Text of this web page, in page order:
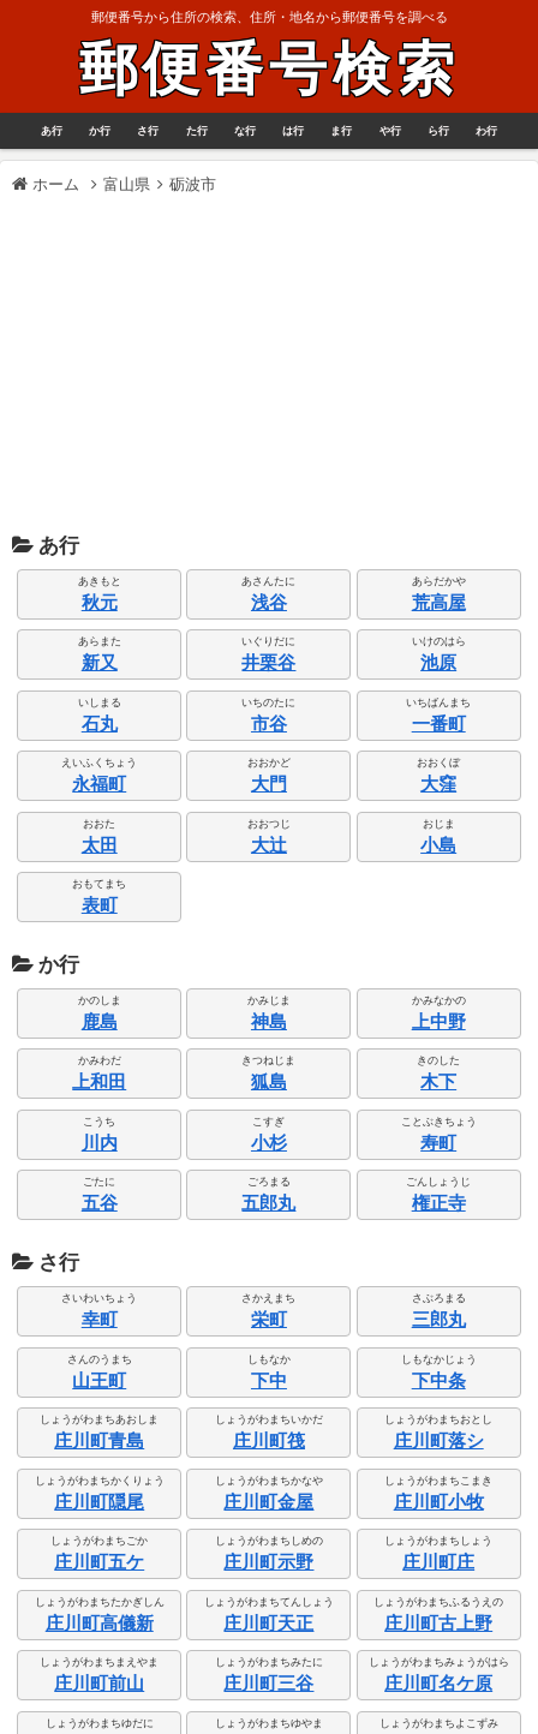
郵便番号から住所の検索、住所・地名から郵便番号を調べる
郵便番号検索
あ行 か行 さ行 た行 な行 は行 ま行 や行 ら行 わ行
ホーム 富山県 砺波市
あ行
あきもと
秋元
あさんたに
浅谷
あらだかや
荒高屋
あらまた
新又
いぐりだに
井栗谷
いけのはら
池原
いしまる
石丸
いちのたに
市谷
いちばんまち
一番町
えいふくちょう
永福町
おおかど
大門
おおくぼ
大窪
おおた
太田
おおつじ
大辻
おじま
小島
おもてまち
表町
か行
かのしま
鹿島
かみじま
神島
かみなかの
上中野
かみわだ
上和田
きつねじま
狐島
きのした
木下
こうち
川内
こすぎ
小杉
ことぶきちょう
寿町
ごたに
五谷
ごろまる
五郎丸
ごんしょうじ
権正寺
さ行
さいわいちょう
幸町
さかえまち
栄町
さぶろまる
三郎丸
さんのうまち
山王町
しもなか
下中
しもなかじょう
下中条
しょうがわまちあおしま
庄川町青島
しょうがわまちいかだ
庄川町筏
しょうがわまちおとし
庄川町落シ
しょうがわまちかくりょう
庄川町隠尾
しょうがわまちかなや
庄川町金屋
しょうがわまちこまき
庄川町小牧
しょうがわまちごか
庄川町五ケ
しょうがわまちしめの
庄川町示野
しょうがわまちしょう
庄川町庄
しょうがわまちたかぎしん
庄川町高儀新
しょうがわまちてんしょう
庄川町天正
しょうがわまちふるうえの
庄川町古上野
しょうがわまちまえやま
庄川町前山
しょうがわまちみたに
庄川町三谷
しょうがわまちみょうがはら
庄川町名ケ原
しょうがわまちゆだに しょうがわまちゆやま しょうがわまちよこずみ